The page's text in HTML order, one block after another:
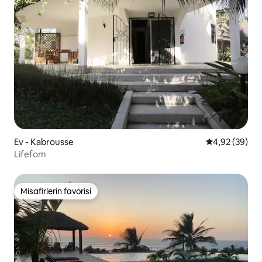
Ev - Kabrousse 5 üzerinden
4,92 (39)
Lifefom
Misafirlerin favorisi
Misafirlerin favorisi